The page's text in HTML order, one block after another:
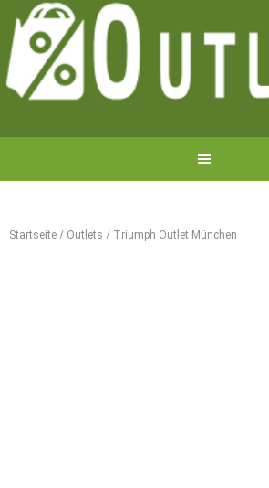
Startseite / Outlets / Triumph Outlet München